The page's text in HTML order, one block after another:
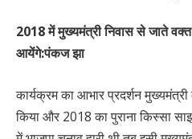
2018 में मुख्यमंत्री निवास से जाते
आयेंगे:पंकज झा
कार्यक्रम का आभार प्रदर्शन
किया और 2018 का पुराना किस्सा